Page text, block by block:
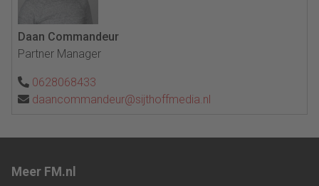
Daan Commandeur
Partner Manager
0628068433
daancommandeur@sijthoffmedia.nl
Meer FM.nl